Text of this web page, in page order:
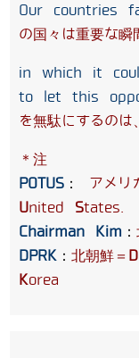
Our countries
の国々は重要な瞬
in which it
to let this
を無駄にするのは
＊注
POTUS ： アメリ
United States.
Chairman Kim ：
DPRK ： 北朝鮮＝ D
Korea